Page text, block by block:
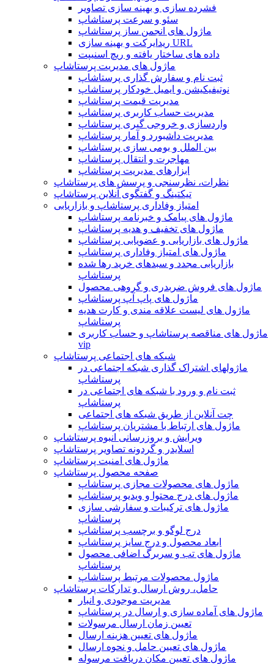
فشرده سازی و بهینه سازی تصاویر
سئو و سرعت پرستاشاپ
ماژول های انجمن ساز پرستاشاپ
ریدایرکت و بهینه سازی URL
داده های ساختار یافته و ریچ اسنیپت
ماژول های مدیریت پرستاشاپ
ثبت نام و سفارش گذاری پرستاشاپ
نوتیفیکیشن و ایمیل خودکار پرستاشاپ
مدیریت قیمت پرستاشاپ
مدیریت حساب کاربری پرستاشاپ
واردسازی و خروجی گیری پرستاشاپ
مدیریت داشبورد و آمار پرستاشاپ
بین الملل و بومی سازی پرستاشاپ
مهاجرت و انتقال پرستاشاپ
ابزارهای مدیریت پرستاشاپ
نظرات، نظرسنجی و پرسش های پرستاشاپ
تیکتینگ و گفتگوی آنلاین پرستاشاپ
امتیاز وفاداری پرستاشاپ و بازاریابی
ماژول های پیامک و خبرنامه پرستاشاپ
ماژول های تخفیف و هدیه پرستاشاپ
ماژول های بازاریابی و عضویابی پرستاشاپ
ماژول های امتیاز وفاداری پرستاشاپ
بازاریابی مجدد و سبدهای خرید رها شده
پرستاشاپ
ماژول های فروش ضربدری و گروهی محصول
ماژول های پاپ آپ پرستاشاپ
ماژول های لیست علاقه مندی و کارت هدیه
پرستاشاپ
ماژول های مناقصه پرستاشاپ و حساب کاربری
vip
شبکه های اجتماعی پرستاشاپ
ماژولهای اشتراک‌ گذاری شبکه اجتماعی در
پرستاشاپ
ثبت نام و ورود با شبکه های اجتماعی در
پرستاشاپ
چت آنلاین از طریق شبکه های اجتماعی
ماژول های ارتباط با مشتریان پرستاشاپ
ویرایش و بروزرسانی انبوه پرستاشاپ
اسلایدر و گردونه تصاویر پرستاشاپ
ماژول های امنیت پرستاشاپ
صفحه محصول پرستاشاپ
ماژول های محصولات مجازی پرستاشاپ
ماژول های درج محتوا و ویدیو پرستاشاپ
ماژول های ترکیبات و سفارشی سازی
پرستاشاپ
درج لوگو و برچسب پرستاشاپ
ابعاد محصول و درج سایز پرستاشاپ
ماژول های تب و سربرگ اضافی محصول
پرستاشاپ
ماژول محصولات مرتبط پرستاشاپ
حامل، روش ارسال و تدارکات پرستاشاپ
مدیریت موجودی و انبار
ماژول های آماده سازی و ارسال در پرستاشاپ
تعیین زمان ارسال مرسولات
ماژول های تعیین هزینه ارسال
ماژول های تعیین حامل و نحوه ارسال
ماژول های تعیین مکان دریافت مرسوله